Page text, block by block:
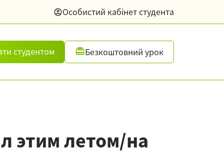
Особистий кабінет студента
студентом Безкоштовний урок
этим летом/на